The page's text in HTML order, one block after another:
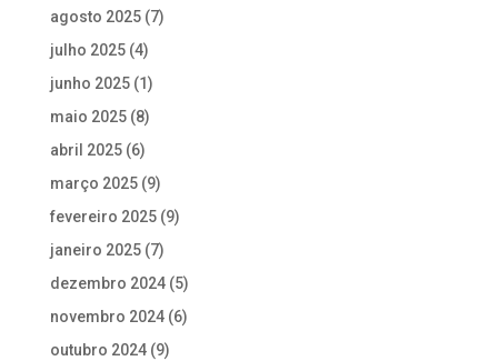
agosto 2025(7)
julho 2025(4)
junho 2025(1)
maio 2025(8)
abril 2025(6)
março 2025(9)
fevereiro 2025(9)
janeiro 2025(7)
dezembro 2024(5)
novembro 2024(6)
outubro 2024(9)